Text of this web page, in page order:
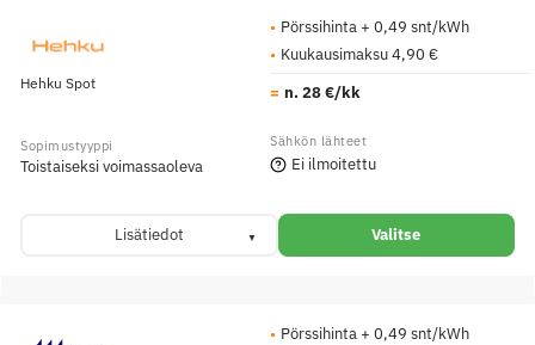
Hehku Spot
Pörssihinta + 0,49 snt/kWh
Kuukausimaksu 4,90 €
n. 28 €/kk
Toistaiseksi voimassaoleva Ei ilmoitettu
Lisätiedot Valitse
Pörssihinta + 0,49 snt/kWh